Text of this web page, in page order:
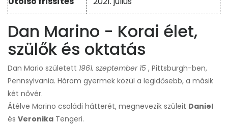
Dan Marino - Korai élet,
szülők és oktatás
Dan Mario született 1961. szeptember 15 , Pittsburgh-ben,
Pennsylvania. Három gyermek közül a legidősebb, a másik
két nővér.
Átélve Marino családi hátterét, megnevezik szüleit Daniel
és Veronika Tengeri.